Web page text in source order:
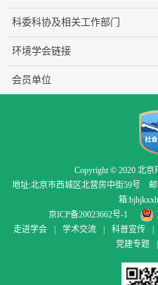
科委科协及相关工作部门
环境学会链接
会员单位
Copyright © 2020 北
地址:北京市西城区北营房中街59号
箱
京ICP备20023662号-1
走进学会
学术交流 科普宣传
党建专题